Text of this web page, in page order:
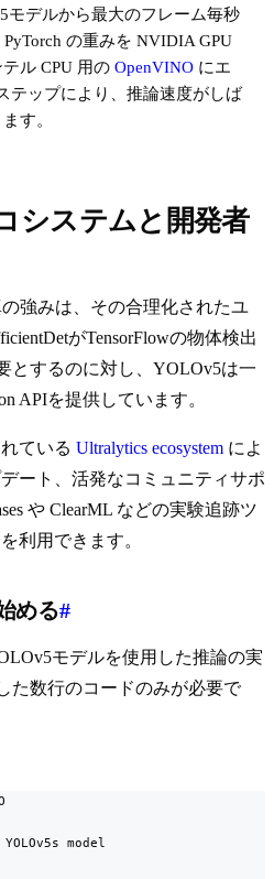
モデルから最大のフレーム毎秒
PyTorch の重みを NVIDIA GPU
ル CPU 用の OpenVINO にエ
テップにより、推論速度がしば
す。
システムと開発者
強みは、その合理化されたユ
がTensorFlowの物体検出
とするのに対し、YOLOv5は一
APIを提供しています。
ている Ultralytics ecosystem によ
ート、活発なコミュニティサポ
や ClearML などの実験追跡ツ
利用できます。
める#
モデルを使用した推論の実
た数行のコードのみが必要で
model